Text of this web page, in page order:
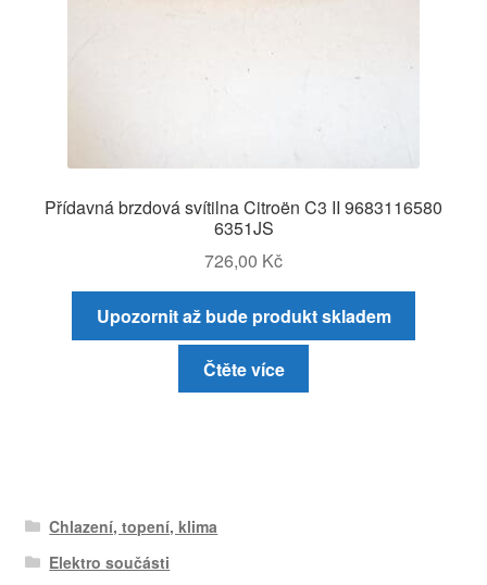
Přídavná brzdová svítilna Citroën C3 II 9683116580
6351JS
726,00 Kč
Upozornit až bude produkt skladem
Čtěte více
Chlazení, topení, klima
Elektro součásti